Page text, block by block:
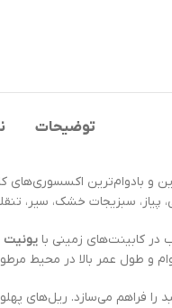
توضیحات
پیاز، سبزیجات خشک، سیر،
کابینت‌های زمینی با یونیت 30 تا 60 سانتی‌متر
طول عمر بالا در محیط
فراهم می‌سازد. ریل‌های